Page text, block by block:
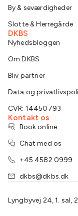
By & seværdigheder
Slotte & Herregårde
DKBS
Nyhedsbloggen
Om DKBS
Bliv partner
Data og
CVR: 14450793
Kontakt os
Book online
Chat med os
+45 4582 0999
dkbs@dkbs.dk
Lyngbyvej 24, 1. sal,